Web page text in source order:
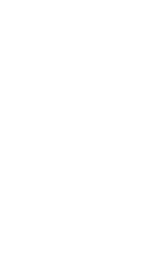
有時熬到半夜